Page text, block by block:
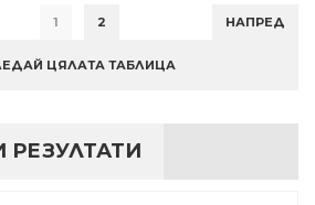
1 2 НАПРЕД
ЦЯЛАТА ТАБЛИЦА
РЕЗУЛТАТИ